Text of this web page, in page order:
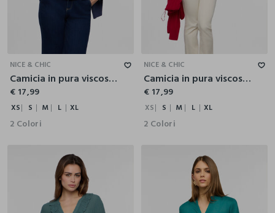
NICE & CHIC
Camicia in pura viscosa donna
€ 17,99
XS S M L XL
2 Colori
M
NICE & CHIC
Camicia in pura viscosa donna
€ 17,99
XS S M L XL
2 Colori